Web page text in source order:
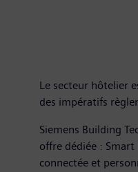
Le secteur hôtelier
des impératifs
Siemens Building
offre dédiée :
connectée et